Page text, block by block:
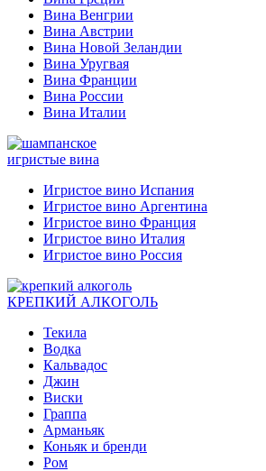
Вина Венгрии
Вина Австрии
Вина Новой Зеландии
Вина Уругвая
Вина Франции
Вина России
Вина Италии
игристые вина
Игристое вино Испания
Игристое вино Аргентина
Игристое вино Франция
Игристое вино Италия
Игристое вино Россия
КРЕПКИЙ АЛКОГОЛЬ
Текила
Водка
Кальвадос
Джин
Виски
Граппа
Арманьяк
Коньяк и бренди
Ром